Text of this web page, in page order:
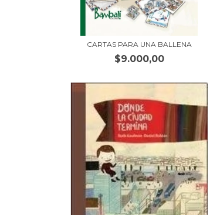
CARTAS PARA UNA BALLENA
$9.000,00